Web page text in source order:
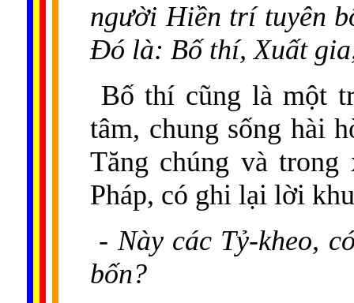
người Hiền trí tuyên
Đó là: Bố thí, Xuất
Bố thí cũng là một
tâm, chung sống hài
Tăng chúng và
Pháp, có ghi lại lời
- Này các Tỷ-kheo,
bốn?